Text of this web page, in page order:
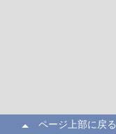
ページ上部に戻る